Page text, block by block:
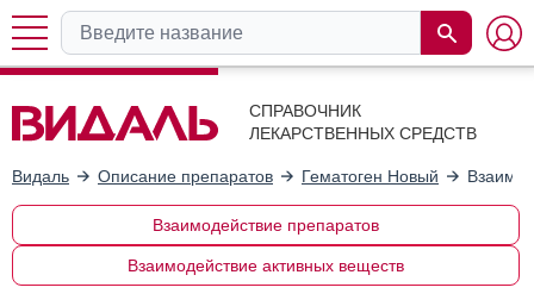
СПРАВОЧНИК
ЛЕКАРСТВЕННЫХ СРЕДСТВ
Видаль Описание препаратов Гематоген Новый
Взаимодействие препаратов
Взаимодействие активных веществ